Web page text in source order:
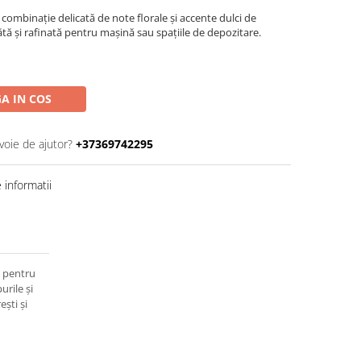
delicată de note florale și accente dulci de
și rafinată pentru mașină sau spațiile de depozitare.
IN COS
de ajutor? +37369742295
informatii
pentru
și
și